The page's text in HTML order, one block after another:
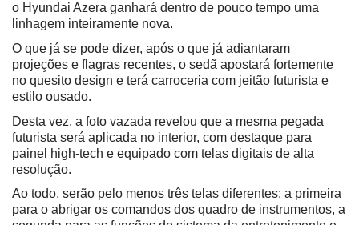
o Hyundai Azera ganhará dentro de pouco tempo uma
linhagem inteiramente nova.
O que já se pode dizer, após o que já adiantaram
projeções e flagras recentes, o sedã apostará fortemente
no quesito design e terá carroceria com jeitão futurista e
estilo ousado.
Desta vez, a foto vazada revelou que a mesma pegada
futurista será aplicada no interior, com destaque para
painel high-tech e equipado com telas digitais de alta
resolução.
Ao todo, serão pelo menos três telas diferentes: a primeira
para o abrigar os comandos dos quadro de instrumentos, a